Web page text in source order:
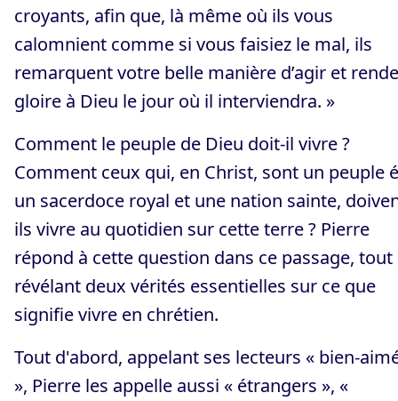
croyants, afin que, là même où ils vous
calomnient comme si vous faisiez le mal, ils
remarquent votre belle manière d’agir et
gloire à Dieu le jour où il interviendra. »
Comment le peuple de Dieu doit-il vivre ?
Comment ceux qui, en Christ, sont un peuple
un sacerdoce royal et une nation sainte,
ils vivre au quotidien sur cette terre ? Pierre
répond à cette question dans ce passage, tout
révélant deux vérités essentielles sur ce que
signifie vivre en chrétien.
Tout d'abord, appelant ses lecteurs « bien-
», Pierre les appelle aussi « étrangers », «